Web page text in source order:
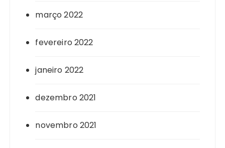
março 2022
fevereiro 2022
janeiro 2022
dezembro 2021
novembro 2021